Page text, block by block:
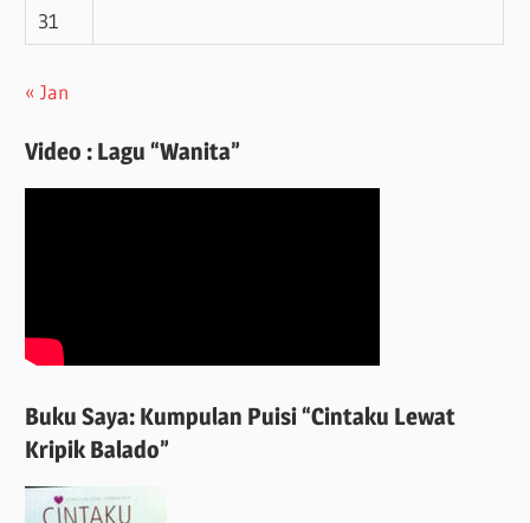
31
« Jan
Video : Lagu “Wanita”
Buku Saya: Kumpulan Puisi “Cintaku Lewat
Kripik Balado”